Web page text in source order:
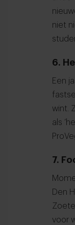
niet
6.
Een
wint.
als
7.
Den
voor